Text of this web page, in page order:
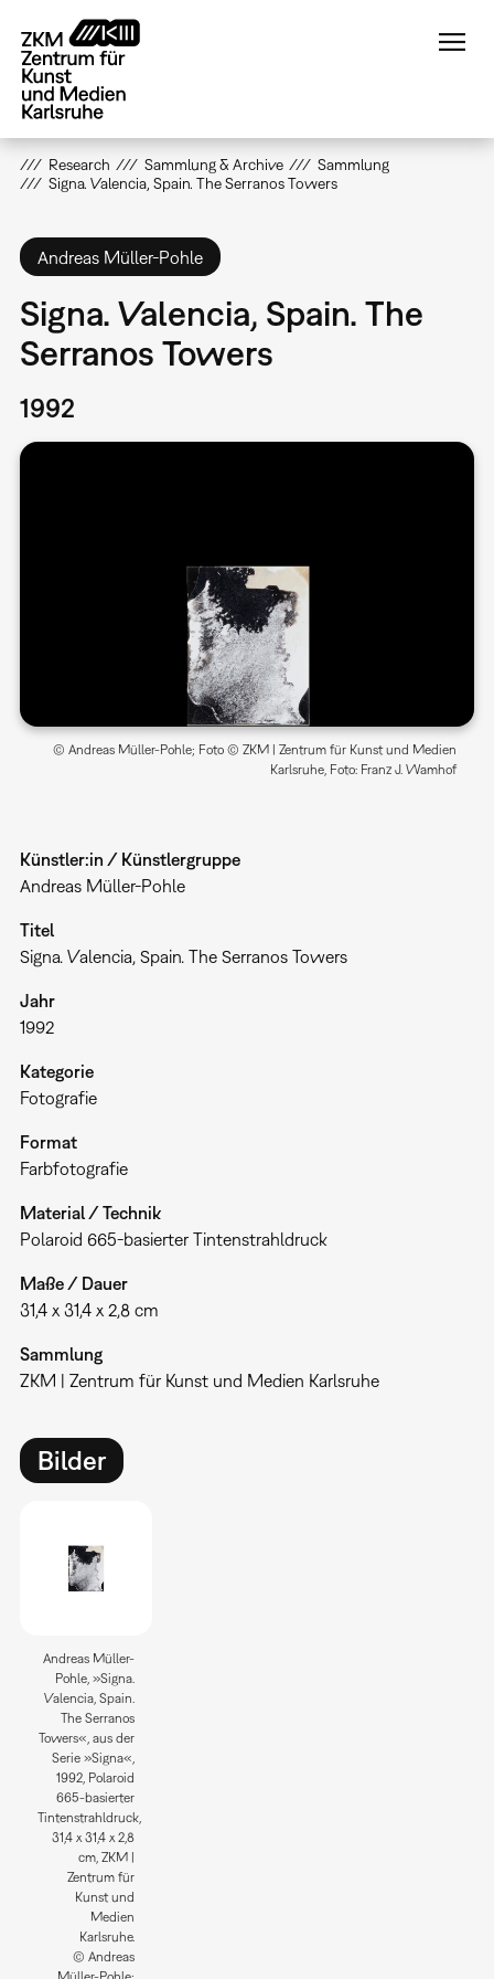
zum
Inhalt
Research Sammlung & Archive
Sammlung
Signa. Valencia, Spain. The Serranos Towers
Andreas Müller-Pohle
Signa. Valencia, Spain. The
Serranos Towers
1992
© Andreas Müller-Pohle; Foto © ZKM | Zentrum für Kunst und Medien
Karlsruhe, Foto: Franz J. Wamhof
Künstler:in / Künstlergruppe
Andreas Müller-Pohle
Titel
Signa. Valencia, Spain. The Serranos Towers
Jahr
1992
Kategorie
Fotografie
Format
Farbfotografie
Material / Technik
Polaroid 665-basierter Tintenstrahldruck
Maße / Dauer
31,4 x 31,4 x 2,8 cm
Sammlung
ZKM | Zentrum für Kunst und Medien Karlsruhe
Bilder
Andreas Müller-
Pohle, »Signa.
Valencia, Spain.
The Serranos
Towers«, aus der
Serie »Signa«,
1992, Polaroid
665-basierter
Tintenstrahldruck,
31,4 x 31,4 x 2,8
cm, ZKM |
Zentrum für
Kunst und
Medien
Karlsruhe.
© Andreas